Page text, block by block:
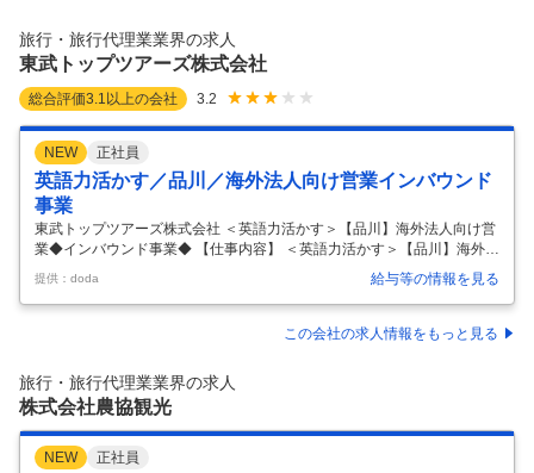
に関するご案内◆請求情報などの照会および回答 ＊変更範囲：会社の定
める業務 (東京都港区) ▼職種 提携宿泊施設の問合せ対応サポー
旅行・旅行代理業業界の求人
東武トップツアーズ株式会社
総合評価3.1 以上の会社 3.2
NEW 正社員
英語力活かす／品川／海外法人向け営業インバウンド
事業
東武トップツアーズ株式会社 ＜英語力活かす＞【品川】海外法人向け営
業◆インバウンド事業◆ 【仕事内容】 ＜英語力活かす＞【品川】海外法
人向け営業◆インバウンド事業◆ 【具体的な仕事内容】 インバウンド旅
行者の日本での旅行をサポートし、心に残る特別な体験を提供するた
め、旅行のプランニングから添乗まで一貫して担当いただきます。 ■業
務概要： ・グローバル企業、海外旅行会社への営業： 既存クライアント
応したカスタマイズプランを提案し、インバウンド旅行の魅力を伝えま
す。 ・海外クルーズ客船の日本寄港時のランドオペレーション： クルー
ズ船が…
提供：doda 給与等の情報を見る
この会社の求人情報をもっと見る
旅行・旅行代理業業界の求人
株式会社農協観光
NEW 正社員